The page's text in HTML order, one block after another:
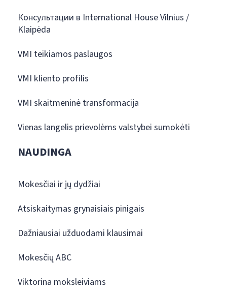
Консультации в International House Vilnius /
Klaipėda
VMI teikiamos paslaugos
VMI kliento profilis
VMI skaitmeninė transformacija
Vienas langelis prievolėms valstybei sumokėti
NAUDINGA
Mokesčiai ir jų dydžiai
Atsiskaitymas grynaisiais pinigais
Dažniausiai užduodami klausimai
Mokesčių ABC
Viktorina moksleiviams